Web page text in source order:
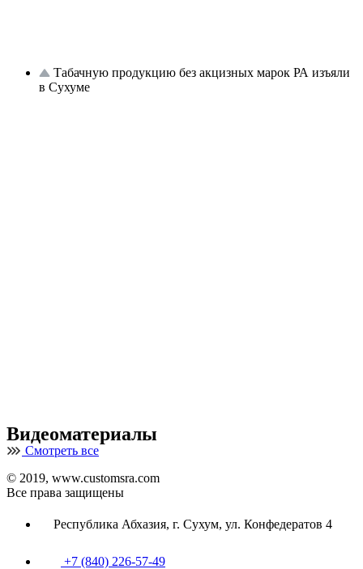
Табачную продукцию без акцизных марок РА изъяли
в Сухуме
Видеоматериалы
Смотреть все
© 2019, www.customsra.com
Все права защищены
Республика Абхазия, г. Сухум, ул. Конфедератов 4
+7 (840) 226-57-49